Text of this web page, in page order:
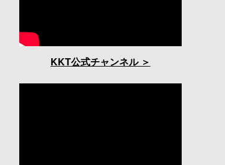
KKT公式チャンネル